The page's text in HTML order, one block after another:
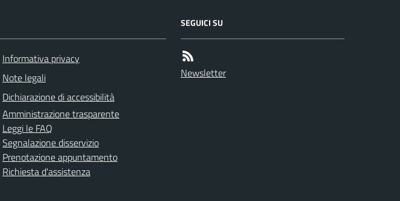
Informativa privacy
Note legali
Dichiarazione di accessibilità
Amministrazione trasparente
Leggi le FAQ
Segnalazione disservizio
Prenotazione appuntamento
Richiesta d'assistenza
SEGUICI SU
Newsletter